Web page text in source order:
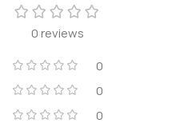
0 reviews
0
0
0